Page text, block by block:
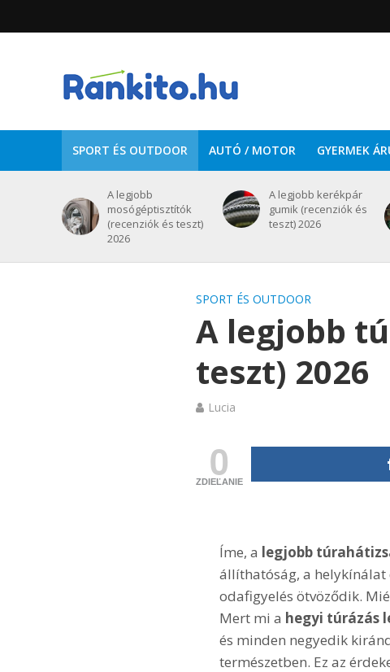
SPORT ÉS OUTDOOR AUTÓ / MOTOR GYERMEK
A legjobb
mosógéptisztítók
(recenziók és teszt)
2026
A legjobb kerékpár
gumik (recenziók és
teszt) 2026
SPORT ÉS OUTDOOR
A legjobb
teszt) 2026
Lucia
0
ZDIEĽANIE
Íme, a legjobb
állíthatóság, a helykínálat
odafigyelés ötvöződik.
Mert mi a hegyi túrázás
és minden negyedik
természetben. Ez az